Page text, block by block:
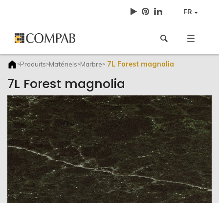
FR
>Produits>Matériels>Marbre> 7L Forest magnolia
7L Forest magnolia